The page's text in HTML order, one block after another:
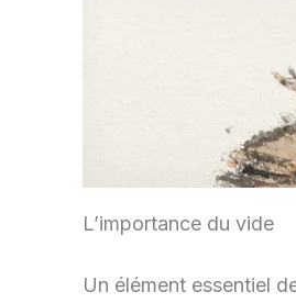
L’importance du vide
Un élément essentiel